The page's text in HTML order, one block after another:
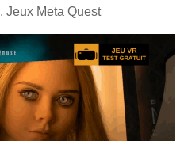
,Jeux Meta Quest